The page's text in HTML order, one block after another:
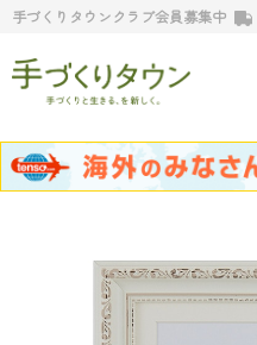
手づくりタウンクラブ会員募集中